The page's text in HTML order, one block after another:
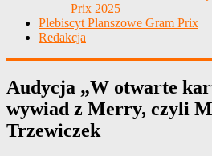
Prix 2025
Plebiscyt Planszowe Gram Prix
Redakcja
Audycja „W otwarte
wywiad z Merry, czyli
Trzewiczek